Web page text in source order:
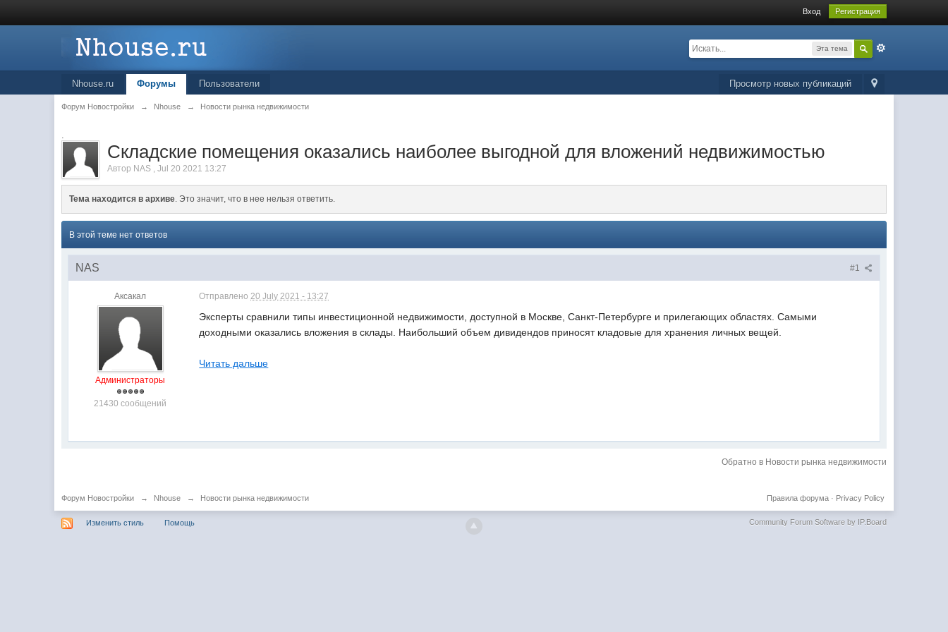
Вход Регистрация
Эта тема
Просмотр новых публикаций
Nhouse.ru Форумы Пользователи
Форум Новостройки → Nhouse → Новости рынка недвижимости
.
Складские помещения оказались наиболее выгодной для вложений недвижимостью
Автор NAS ,Jul 20 2021 13:27
Тема находится в архиве. Это значит, что в нее нельзя ответить.
В этой теме нет ответов
#1
NAS
Аксакал
Администраторы
21430 сообщений
Отправлено20 July 2021 - 13:27
Эксперты сравнили типы инвестиционной недвижимости, доступной в Москве, Санкт-Петербурге и прилегающих областях. Самыми
доходными оказались вложения в склады. Наибольший объем дивидендов приносят кладовые для хранения личных вещей.
Читать дальше
Обратно в Новости рынка недвижимости
Форум Новостройки → Nhouse → Новости рынка недвижимости Privacy Policy
Правила форума·
Изменить стиль Помощь Community Forum Software by IP.Board